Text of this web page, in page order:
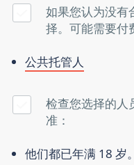
如果您认为没有
择。可能需要付
公共托管人
检查您选择的人
准：
他们都已年满 18 岁。